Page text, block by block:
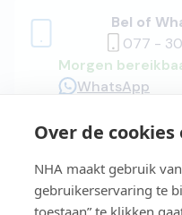
Over de
NHA maakt gebruik
gebruikerservaring te
toestaan” te klikken
Bel of
077 -
Morgen
WhatsApp